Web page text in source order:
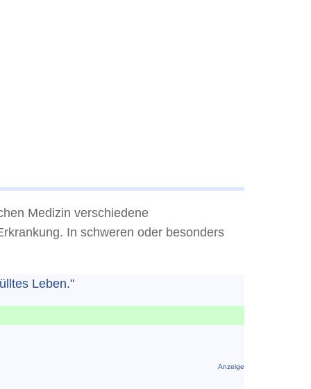
Medizin verschiedene
In schweren oder besonders
Leben."
Anzeige